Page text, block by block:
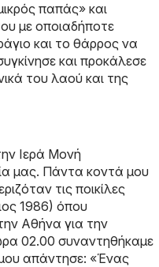
παπάς» και
με οποιαδήποτε
και το θάρρος να
και προκάλεσε
του λαού και της
Ιερά Μονή
μας. Πάντα κοντά μου
τις ποικίλες
1986) όπου
Αθήνα για την
02.00 συναντηθήκαμε
απάντησε: «Ένας